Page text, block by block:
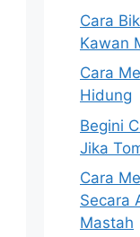
Cara
Kawan
Cara
Hidung
Begini
Jika
Cara
Secara
Mastah